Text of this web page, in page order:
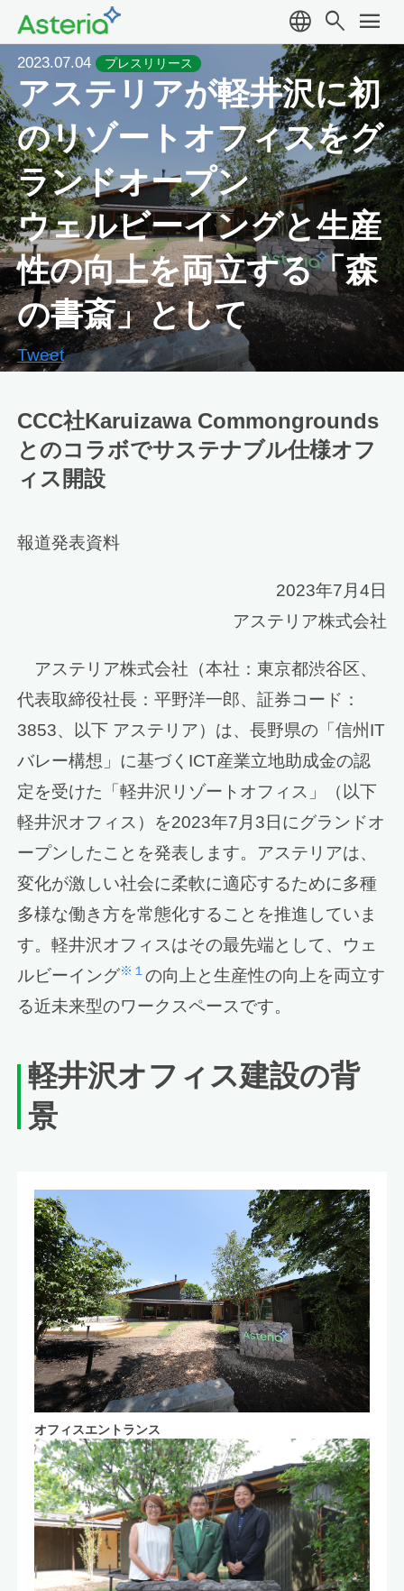
language search menu
2023.07.04 プレスリリース
アステリアが軽井沢に初
のリゾートオフィスをグ
ランドオープン
ウェルビーイングと生産
性の向上を両立する「森
の書斎」として
Tweet
CCC社Karuizawa Commongrounds
とのコラボでサステナブル仕様オフ
ィス開設
報道発表資料
2023年7月4日
アステリア株式会社
アステリア株式会社（本社：東京都渋谷区、
代表取締役社長：平野洋一郎、証券コード：
3853、以下 アステリア）は、長野県の「信州IT
バレー構想」に基づくICT産業立地助成金の認
定を受けた「軽井沢リゾートオフィス」（以下
軽井沢オフィス）を2023年7月3日にグランドオ
ープンしたことを発表します。アステリアは、
変化が激しい社会に柔軟に適応するために多種
多様な働き方を常態化することを推進していま
す。軽井沢オフィスはその最先端として、ウェ
ルビーイング※１ の向上と生産性の向上を両立す
る近未来型のワークスペースです。
軽井沢オフィス建設の背
景
オフィスエントランス